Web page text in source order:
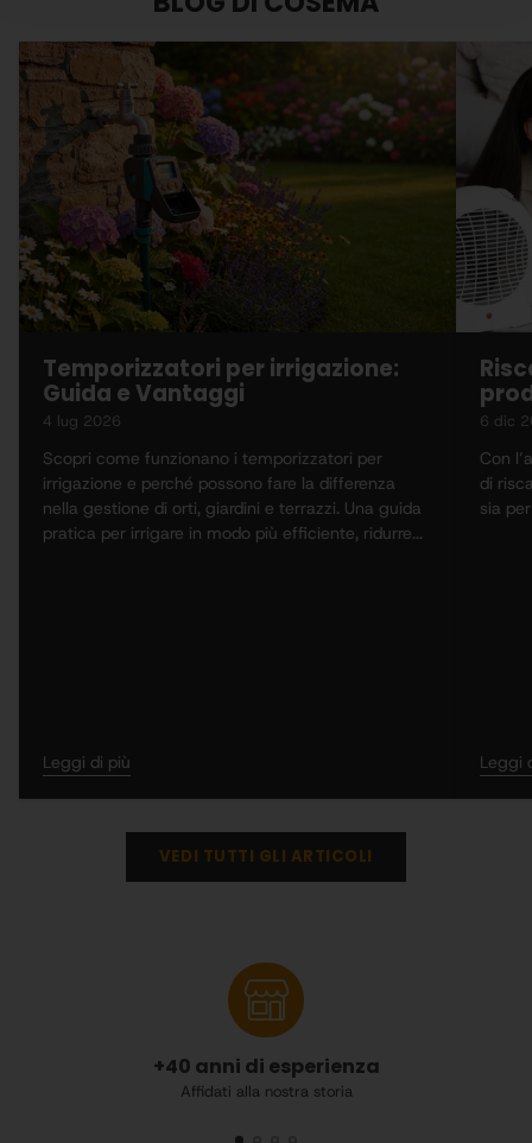
Temporizzatori per irrigazione:
Guida e Vantaggi
4 lug 2026
Scopri come funzionano i temporizzatori per
irrigazione e perché possono fare la differenza
nella gestione di orti, giardini e terrazzi. Una guida
pratica per irrigare in modo più efficiente, ridurre...
Leggi di più
6 dic
Con
di
sia
Leggi
VEDI TUTTI GLI ARTICOLI
+40 anni di esperienza
Affidati alla nostra storia